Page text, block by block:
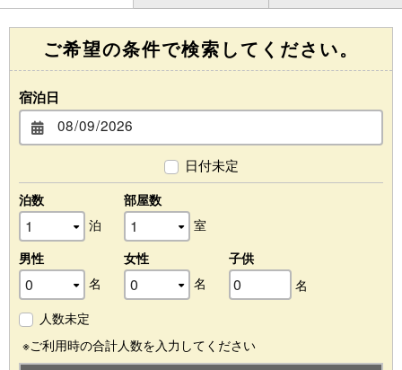
ご希望の条件で検索してください。
宿泊日
日付未定
泊数
泊
部屋数
室
男性
名
女性
名
子供
名
人数未定
※ご利用時の合計人数を入力してください